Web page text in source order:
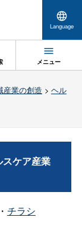
Language
メニュー
産業の創造 > ヘル
ケア産業
チラシ